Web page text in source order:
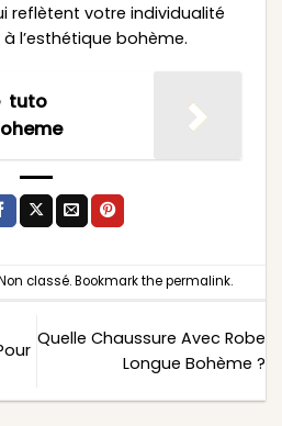
reflètent votre individualité
l’esthétique bohème.
tuto
classé. Bookmark thepermalink.
Quelle Chaussure Avec Robe
Longue Bohème ?